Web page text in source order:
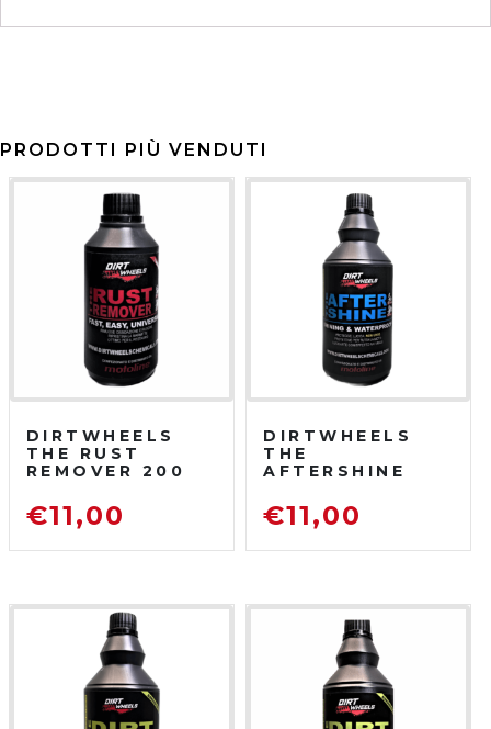
PRODOTTI PIÙ VENDUTI
DIRTWHEELS
THE RUST
REMOVER 200
DISOSSIDANTE
RIMUOVI
€11,00
DIRTWHEELS
THE
AFTERSHINE
PROTETTIVO
LUCIDANTE
€11,00